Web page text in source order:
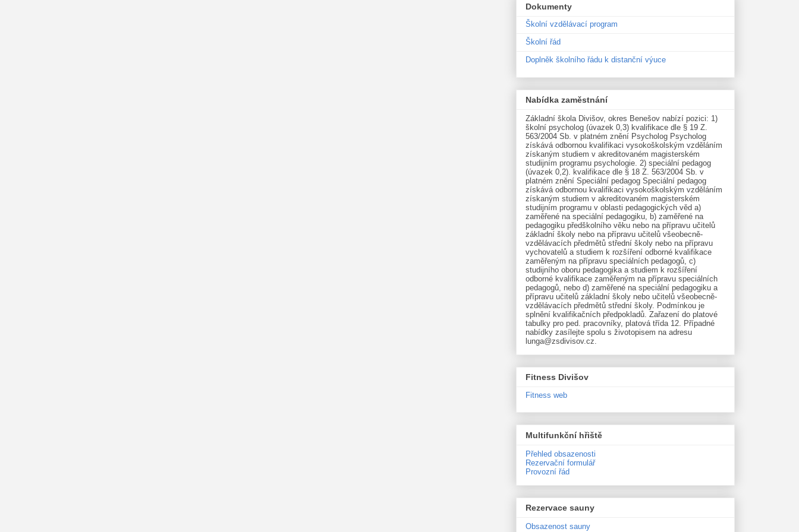
Dokumenty
Školní vzdělávací program
Školní řád
Doplněk školního řádu k distanční výuce
Nabídka zaměstnání
Základní škola Divišov, okres Benešov nabízí pozici: 1)
školní psycholog (úvazek 0,3) kvalifikace dle § 19 Z.
563/2004 Sb. v platném znění Psycholog Psycholog
získává odbornou kvalifikaci vysokoškolským vzděláním
získaným studiem v akreditovaném magisterském
studijním programu psychologie. 2) speciální pedagog
(úvazek 0,2). kvalifikace dle § 18 Z. 563/2004 Sb. v
platném znění Speciální pedagog Speciální pedagog
získává odbornou kvalifikaci vysokoškolským vzděláním
získaným studiem v akreditovaném magisterském
studijním programu v oblasti pedagogických věd a)
zaměřené na speciální pedagogiku, b) zaměřené na
pedagogiku předškolního věku nebo na přípravu učitelů
základní školy nebo na přípravu učitelů všeobecně-
vzdělávacích předmětů střední školy nebo na přípravu
vychovatelů a studiem k rozšíření odborné kvalifikace
zaměřeným na přípravu speciálních pedagogů, c)
studijního oboru pedagogika a studiem k rozšíření
odborné kvalifikace zaměřeným na přípravu speciálních
pedagogů, nebo d) zaměřené na speciální pedagogiku a
přípravu učitelů základní školy nebo učitelů všeobecně-
vzdělávacích předmětů střední školy. Podmínkou je
splnění kvalifikačních předpokladů. Zařazení do platové
tabulky pro ped. pracovníky, platová třída 12. Případné
nabídky zasílejte spolu s životopisem na adresu
lunga@zsdivisov.cz.
Fitness Divišov
Fitness web
Multifunkční hřiště
Přehled obsazenosti
Rezervační formulář
Provozní řád
Rezervace sauny
Obsazenost sauny